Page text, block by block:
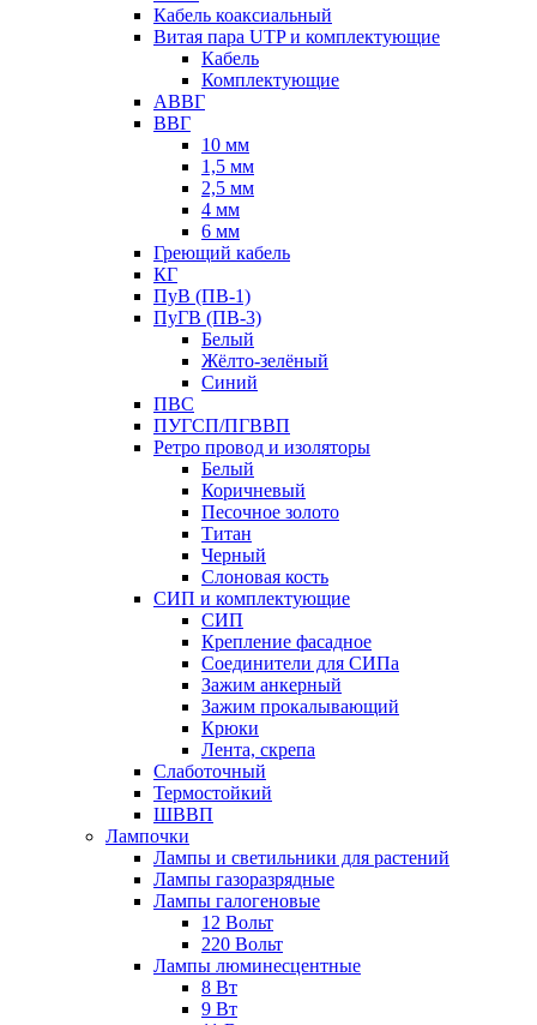
Кабель коаксиальный
Витая пара UTP и комплектующие
Кабель
Комплектующие
АВВГ
ВВГ
10 мм
1,5 мм
2,5 мм
4 мм
6 мм
Греющий кабель
КГ
ПуВ (ПВ-1)
ПуГВ (ПВ-3)
Белый
Жёлто-зелёный
Синий
ПВС
ПУГСП/ПГВВП
Ретро провод и изоляторы
Белый
Коричневый
Песочное золото
Титан
Черный
Слоновая кость
СИП и комплектующие
СИП
Крепление фасадное
Соединители для СИПа
Зажим анкерный
Зажим прокалывающий
Крюки
Лента, скрепа
Слаботочный
Термостойкий
ШВВП
Лампочки
Лампы и светильники для растений
Лампы газоразрядные
Лампы галогеновые
12 Вольт
220 Вольт
Лампы люминесцентные
8 Вт
9 Вт